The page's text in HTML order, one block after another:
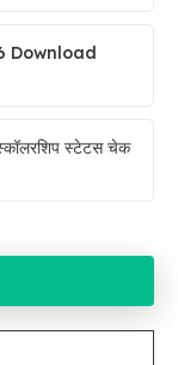
Download
स्टेटस चेक